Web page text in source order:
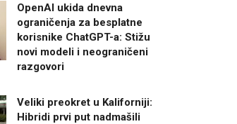
OpenAI ukida dnevna
ograničenja za besplatne
korisnike ChatGPT-a: Stižu
novi modeli i neograničeni
razgovori
Veliki preokret u Kaliforniji:
Hibridi prvi put nadmašili